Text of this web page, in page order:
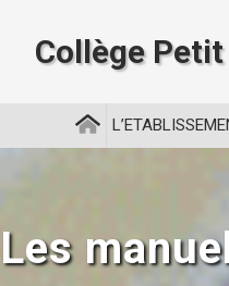
Collège
Les